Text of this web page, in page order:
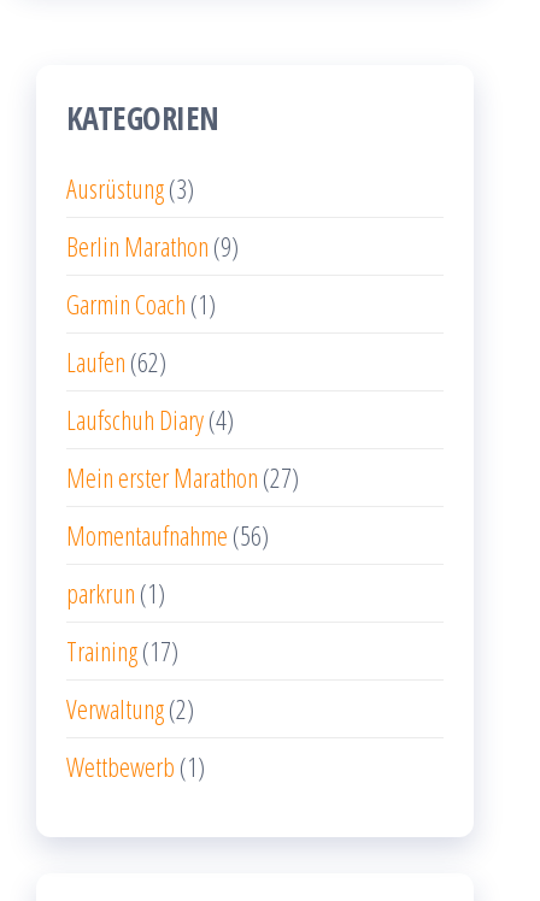
KATEGORIEN
Ausrüstung(3)
Berlin Marathon (9)
Garmin Coach (1)
Laufen (62)
Laufschuh Diary(4)
Mein erster Marathon (27)
Momentaufnahme (56)
parkrun (1)
Training(17)
Verwaltung(2)
Wettbewerb (1)